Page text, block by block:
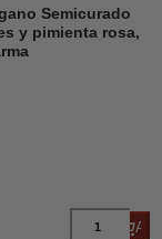
Semicurado
y pimienta rosa,